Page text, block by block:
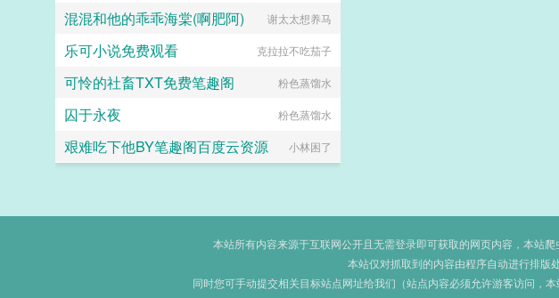
混混和他的乖乖海棠(啊肥阿) 谢太太想养马
乐可小说免费观看 克拉拉不吃茄子
可怜的社畜TXT免费笔趣阁 粉色蒸馏水
囚于永夜 粉色蒸馏水
艰难吃下他BY笔趣阁百度云资源 小林困了
本站所有内容来源于互联网公开且无需登录即可获取的网页内容，本站
本站仅对抓取到的内容由程序自动进行排版
同时您可手动提交相关目标站点网址给我们（站点内容必须允许游客访问，